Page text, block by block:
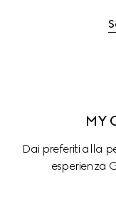
MY
Dai preferiti alla
esperienza